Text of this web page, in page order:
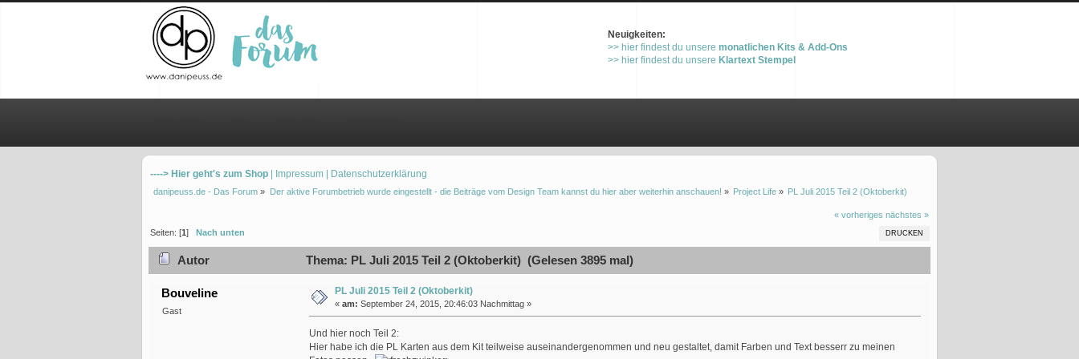
Neuigkeiten:
>> hier findest du unsere monatlichen Kits & Add-Ons
>> hier findest du unsere Klartext Stempel
----> Hier geht's zum Shop | Impressum | Datenschutzerklärung
danipeuss.de - Das Forum » Der aktive Forumbetrieb wurde eingestellt - die Beiträge vom Design Team kannst du hier aber weiterhin anschauen! » Project Life» PL Juli 2015 Teil 2 (Oktoberkit)
« vorheriges nächstes »
DRUCKEN
Seiten: [1] Nach unten
Autor Thema: PL Juli 2015 Teil 2 (Oktoberkit) (Gelesen 3895 mal)
Bouveline
Gast
PL Juli 2015 Teil 2 (Oktoberkit)
« am: September 24, 2015, 20:46:03 Nachmittag »
Und hier noch Teil 2:
Hier habe ich die PL Karten aus dem Kit teilweise auseinandergenommen und neu gestaltet, damit Farben und Text besserr zu meinen